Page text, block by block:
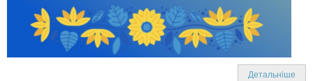
Детальніше